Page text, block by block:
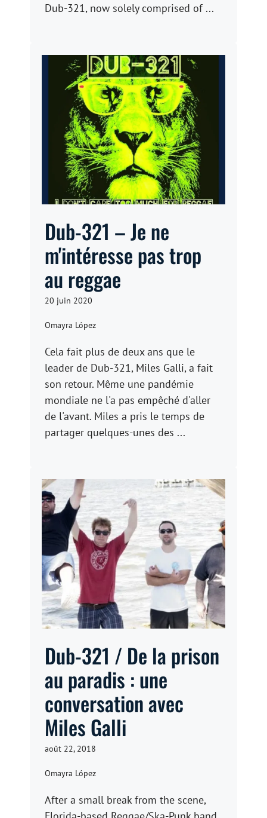
Dub-321, now solely comprised of ...
Dub-321 – Je ne
m'intéresse pas trop
au reggae
20 juin 2020
Omayra López
Cela fait plus de deux ans que le
leader de Dub-321, Miles Galli, a fait
son retour. Même une pandémie
mondiale ne l'a pas empêché d'aller
de l'avant. Miles a pris le temps de
partager quelques-unes des ...
Dub-321 / De la prison
au paradis : une
conversation avec
Miles Galli
août 22, 2018
Omayra López
After a small break from the scene,